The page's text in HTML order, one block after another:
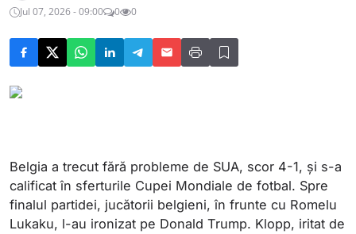
Jul 07, 2026 - 09:00
0 0
Belgia a trecut fără probleme de SUA, scor 4-1, și s-a
calificat în sferturile Cupei Mondiale de fotbal. Spre
finalul partidei, jucătorii belgieni, în frunte cu Romelu
Lukaku, l-au ironizat pe Donald Trump. Klopp, iritat de